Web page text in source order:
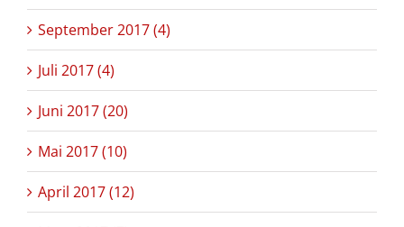
September 2017 (4)
Juli 2017 (4)
Juni 2017 (20)
Mai 2017 (10)
April 2017 (12)